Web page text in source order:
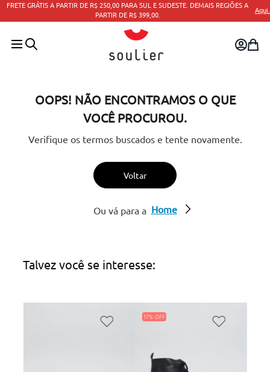
REGIÕES A Aqui. PARCELAMENTO EM ATÉ 10X SEM
OOPS! NÃO ENCONTRAMOS O QUE
VOCÊ PROCUROU.
Verifique os termos buscados e tente novamente.
Voltar
Ou vá para a Home
Talvez você se interesse:
17%